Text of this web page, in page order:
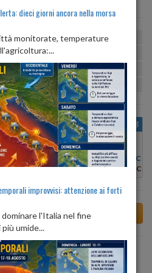
min:20º max:27º U:53%
min:27º max:28º
min: 25º max:29º U:76%-83%
min:20º max:23º U:79%
LUN 10
20°C
27°C
MAR 11
Min:
21°C
Max:29°C
MER 12
Min:20°C
Max:27°C
GIO 13
Min:
20°C
Max:27°C
tra 6 giorni
dieci giorni ancora nella morsa
monitorate, temperature
improvvisi: attenzione ai forti
l'Italia nel fine
umide...